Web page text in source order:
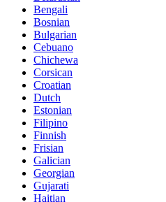
Bengali
Bosnian
Bulgarian
Cebuano
Chichewa
Corsican
Croatian
Dutch
Estonian
Filipino
Finnish
Frisian
Galician
Georgian
Gujarati
Haitian